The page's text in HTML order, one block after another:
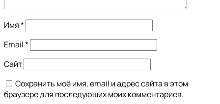
Имя*
Email*
Сайт
Сохранить моё имя, email и адрес сайта в этом
браузере для последующих моих комментариев.